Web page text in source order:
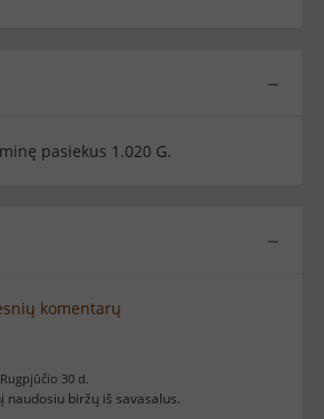
−
pasiekus 1.020 G.
−
komentarų
30 d.
naudosiu biržų iš savasalus.